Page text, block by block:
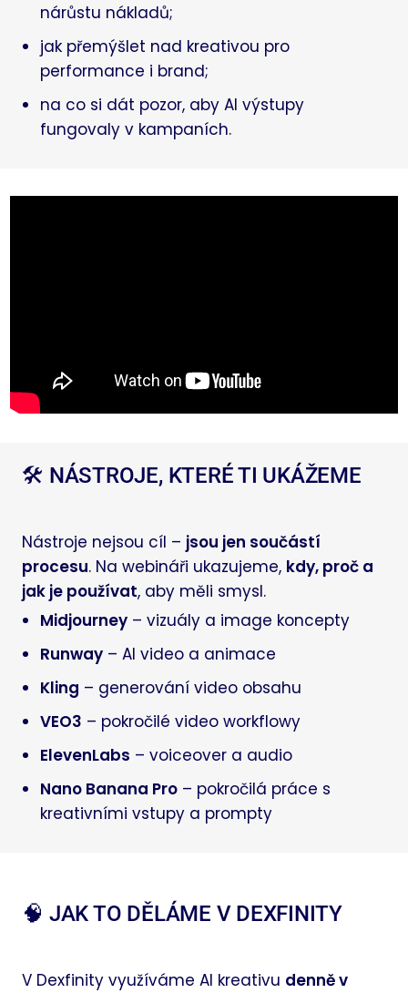
nárůstu nákladů;
jak přemýšlet nad kreativou pro
performance i brand;
na co si dát pozor, aby AI výstupy
fungovaly v kampaních.
🛠️ NÁSTROJE, KTERÉ TI UKÁŽEME
Nástroje nejsou cíl – jsou jen součástí
procesu. Na webináři ukazujeme, kdy, proč a
jak je používat, aby měli smysl.
Midjourney – vizuály a image koncepty
Runway – AI video a animace
Kling – generování video obsahu
VEO3 – pokročilé video workflowy
ElevenLabs – voiceover a audio
Nano Banana Pro – pokročilá práce s
kreativními vstupy a prompty
🧠 JAK TO DĚLÁME V DEXFINITY
V Dexfinity využíváme AI kreativu denně v